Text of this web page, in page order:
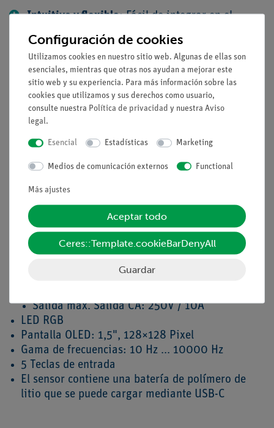
Intuitivo y flexible:Fácil de integrar en el
Orientado al futuro:La manera ideal de
comenzar con la enseñanza digital de STEM
Aprender con diversión:Teoría y práctica se
encuentran – ¡un enfoque innovador para el
aula!
Equipo y especificaciones
técnicas
Salida máx. Salida CA: 250V / 10A
LED RGB
Pantalla OLED: 1,5", 128×128 Pixel
Gama de frecuencias: 10 Hz ... 10000 Hz
5 Teclas de entrada
El sensor contiene una batería de polímero de
litio que se puede cargar mediante USB-C
Configuración de cookies
Utilizamos cookies en nuestro sitio web. Algunas de ellas son
esenciales, mientras que otras nos ayudan a mejorar este
sitio web y su experiencia. Para más información sobre las
cookies que utilizamos y sus derechos como usuario,
consulte nuestra Política de privacidad y nuestra Aviso
legal.
Esencial Estadísticas Marketing
Medios de comunicación externos Functional
Más ajustes
Aceptar todo
Ceres::Template.cookieBarDenyAll
Guardar